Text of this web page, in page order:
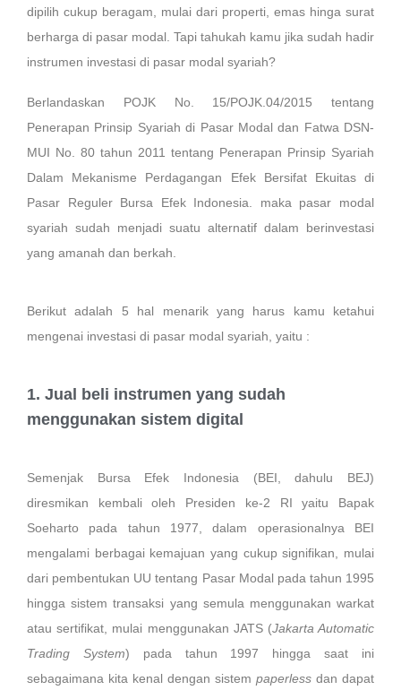
dipilih cukup beragam, mulai dari properti, emas hinga surat
berharga di pasar modal. Tapi tahukah kamu jika sudah hadir
instrumen investasi di pasar modal syariah?
Berlandaskan POJK No. 15/POJK.04/2015 tentang
Penerapan Prinsip Syariah di Pasar Modal dan Fatwa DSN-
MUI No. 80 tahun 2011 tentang Penerapan Prinsip Syariah
Dalam Mekanisme Perdagangan Efek Bersifat Ekuitas di
Pasar Reguler Bursa Efek Indonesia. maka pasar modal
syariah sudah menjadi suatu alternatif dalam berinvestasi
yang amanah dan berkah.
Berikut adalah 5 hal menarik yang harus kamu ketahui
mengenai investasi di pasar modal syariah, yaitu :
1. Jual beli instrumen yang sudah
menggunakan sistem digital
Semenjak Bursa Efek Indonesia (BEI, dahulu BEJ)
diresmikan kembali oleh Presiden ke-2 RI yaitu Bapak
Soeharto pada tahun 1977, dalam operasionalnya BEI
mengalami berbagai kemajuan yang cukup signifikan, mulai
dari pembentukan UU tentang Pasar Modal pada tahun 1995
hingga sistem transaksi yang semula menggunakan warkat
atau sertifikat, mulai menggunakan JATS (Jakarta Automatic
Trading System) pada tahun 1997 hingga saat ini
sebagaimana kita kenal dengan sistem paperless dan dapat